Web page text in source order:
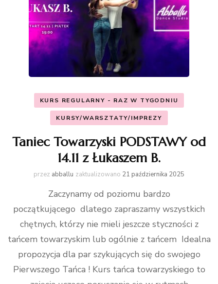
KURS REGULARNY - RAZ W TYGODNIU
KURSY/WARSZTATY/IMPREZY
Taniec Towarzyski PODSTAWY od
14.11 z Łukaszem B.
przez abballu zaktualizowano 21 października 2025
Zaczynamy od poziomu bardzo
początkującego dlatego zapraszamy wszystkich
chętnych, którzy nie mieli jeszcze styczności z
tańcem towarzyskim lub ogólnie z tańcem Idealna
propozycja dla par szykujących się do swojego
Pierwszego Tańca ! Kurs tańca towarzyskiego to